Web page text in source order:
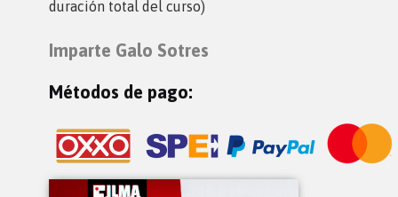
duración total del curso)
Imparte Galo Sotres
Métodos de pago: